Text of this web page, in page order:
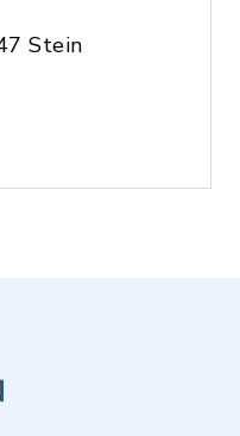
Stein